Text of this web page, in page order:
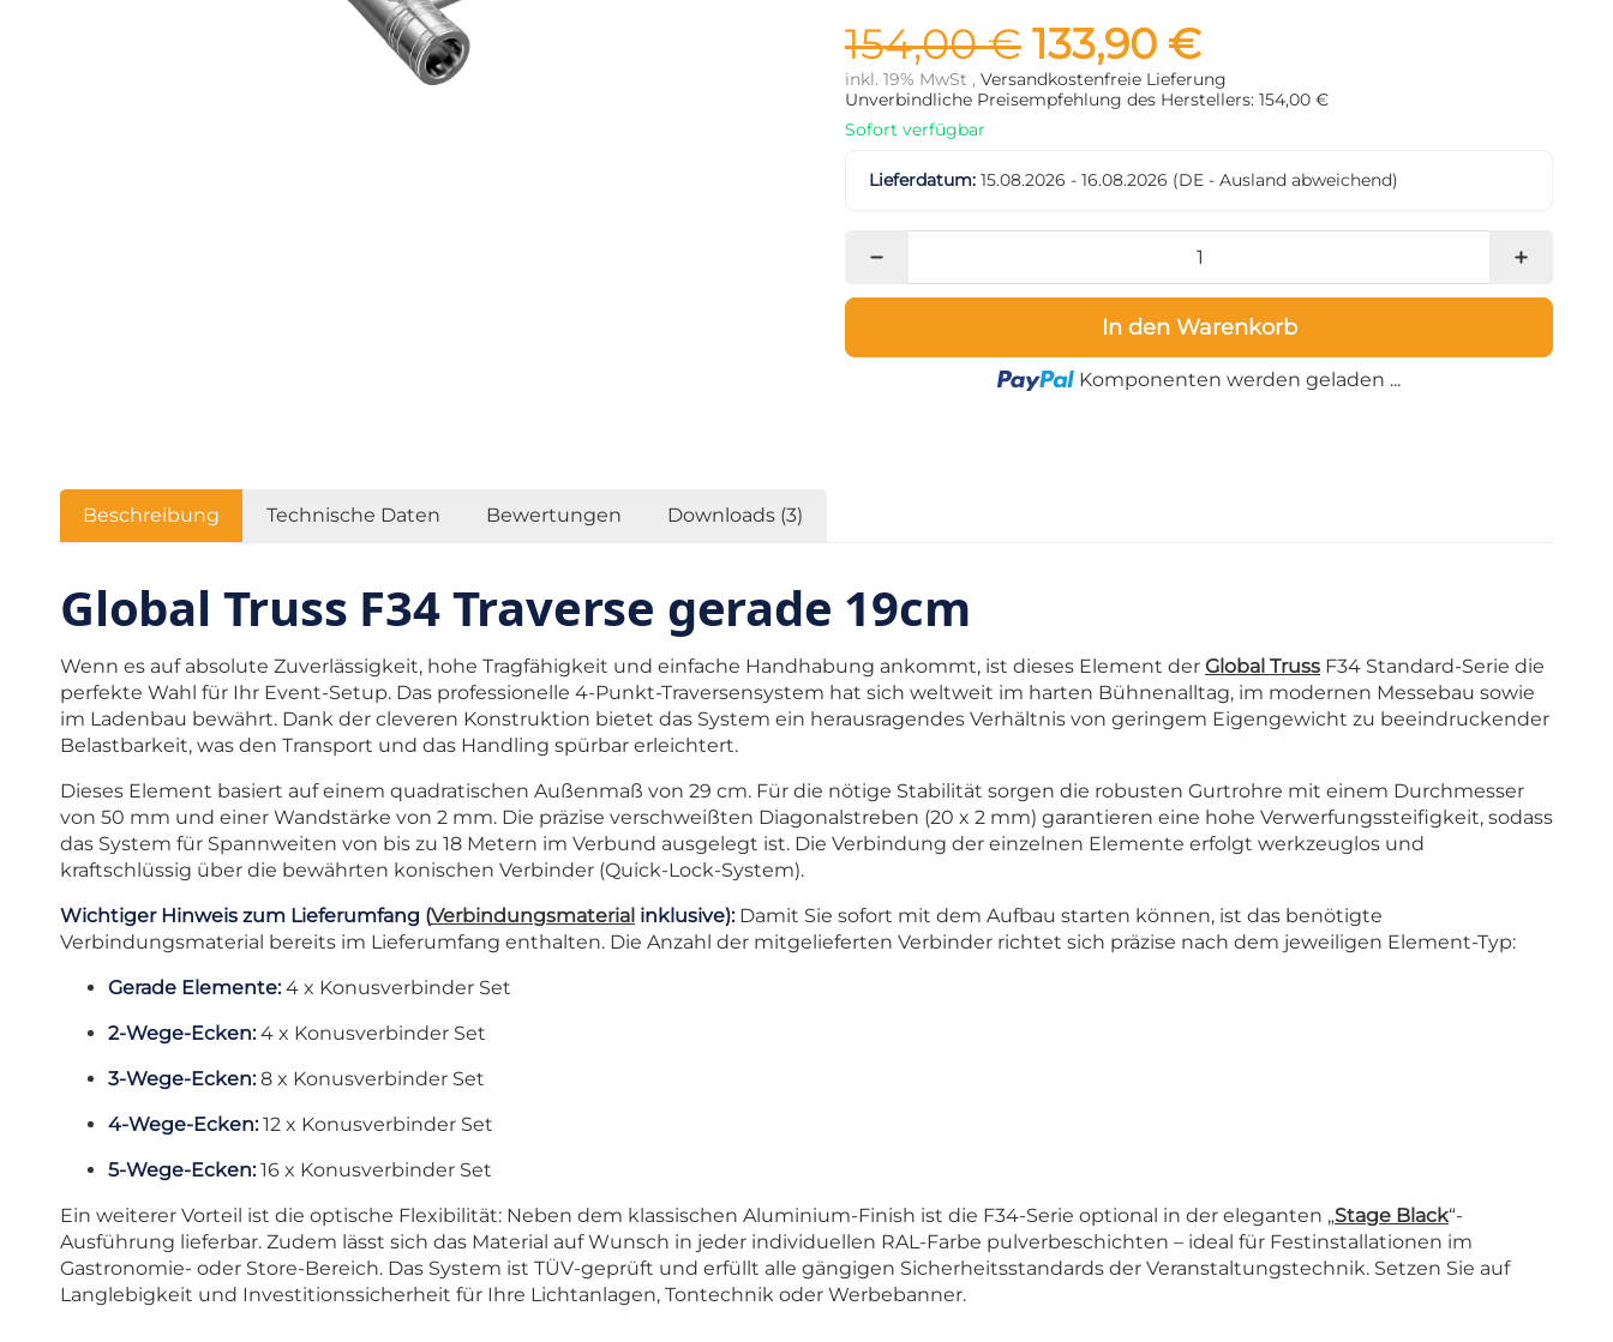
154,00 € 133,90 €
inkl. 19% MwSt , Versandkostenfreie Lieferung
Unverbindliche Preisempfehlung des Herstellers: 154,00 €
Sofort verfügbar
Lieferdatum: 15.08.2026 - 16.08.2026 (DE - Ausland abweichend)
In den Warenkorb
Loading...
Komponenten werden geladen ...
Beschreibung Technische Daten Bewertungen Downloads (3)
Global Truss F34 Traverse gerade 19cm
Wenn es auf absolute Zuverlässigkeit, hohe Tragfähigkeit und einfache Handhabung ankommt, ist dieses Element der Global Truss F34 Standard-Serie die
perfekte Wahl für Ihr Event-Setup. Das professionelle 4-Punkt-Traversensystem hat sich weltweit im harten Bühnenalltag, im modernen Messebau sowie
im Ladenbau bewährt. Dank der cleveren Konstruktion bietet das System ein herausragendes Verhältnis von geringem Eigengewicht zu beeindruckender
Belastbarkeit, was den Transport und das Handling spürbar erleichtert.
Dieses Element basiert auf einem quadratischen Außenmaß von 29 cm. Für die nötige Stabilität sorgen die robusten Gurtrohre mit einem Durchmesser
von 50 mm und einer Wandstärke von 2 mm. Die präzise verschweißten Diagonalstreben (20 x 2 mm) garantieren eine hohe Verwerfungssteifigkeit, sodass
das System für Spannweiten von bis zu 18 Metern im Verbund ausgelegt ist. Die Verbindung der einzelnen Elemente erfolgt werkzeuglos und
kraftschlüssig über die bewährten konischen Verbinder (Quick-Lock-System).
Wichtiger Hinweis zum Lieferumfang (Verbindungsmaterial inklusive):Damit Sie sofort mit dem Aufbau starten können, ist das benötigte
Verbindungsmaterial bereits im Lieferumfang enthalten. Die Anzahl der mitgelieferten Verbinder richtet sich präzise nach dem jeweiligen Element-Typ:
Gerade Elemente:4 x Konusverbinder Set
2-Wege-Ecken:4 x Konusverbinder Set
3-Wege-Ecken:8 x Konusverbinder Set
4-Wege-Ecken:12 x Konusverbinder Set
5-Wege-Ecken:16 x Konusverbinder Set
Ein weiterer Vorteil ist die optische Flexibilität: Neben dem klassischen Aluminium-Finish ist die F34-Serie optional in der eleganten „Stage Black“-
Ausführung lieferbar. Zudem lässt sich das Material auf Wunsch in jeder individuellen RAL-Farbe pulverbeschichten – ideal für Festinstallationen im
Gastronomie- oder Store-Bereich. Das System ist TÜV-geprüft und erfüllt alle gängigen Sicherheitsstandards der Veranstaltungstechnik. Setzen Sie auf
Langlebigkeit und Investitionssicherheit für Ihre Lichtanlagen, Tontechnik oder Werbebanner.